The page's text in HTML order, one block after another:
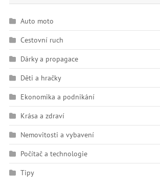
Auto moto
Cestovní ruch
Dárky a propagace
Děti a hračky
Ekonomika a podnikání
Krása a zdraví
Nemovitosti a vybavení
Počítač a technologie
Tipy